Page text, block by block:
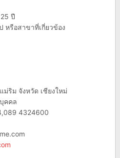
ปี
หรือสาขาที่เกี่ยวข้อง
ริม จังหวัด เชียงใหม่
คคล
4324600